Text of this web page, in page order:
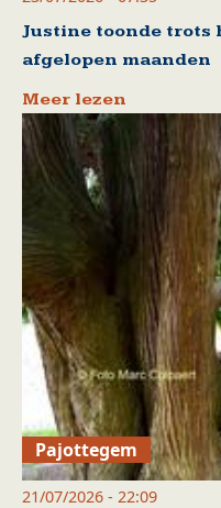
Justine toonde trots
afgelopen maanden
Meer lezen
Pajottegem
21/07/2026 - 22:09